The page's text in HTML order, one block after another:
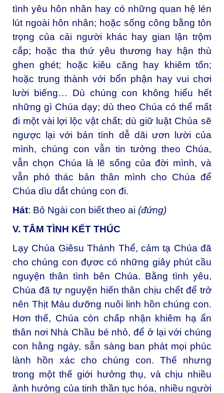
tình yêu hôn nhân hay có những quan hệ lén
lút ngoài hôn nhân; hoặc sống công bằng tôn
trọng của cải người khác hay gian lận trộm
cắp; hoặc tha thứ yêu thương hay hận thù
ghen ghét; hoặc kiêu căng hay khiêm tốn;
hoặc trung thành với bổn phận hay vui chơi
lười biếng… Dù chúng con không hiểu hết
những gì Chúa dạy; dù theo Chúa có thể mất
đi một vài lợi lộc vật chất; dù giữ luật Chúa sẽ
ngược lại với bản tính dễ dãi ươn lười của
mình, chúng con vẫn tin tưởng theo Chúa,
vẫn chọn Chúa là lẽ sống của đời mình, và
vẫn phó thác bản thân mình cho Chúa để
Chúa dìu dắt chúng con đi.
Hát: Bỏ Ngài con biết theo ai (đứng)
V. TÂM TÌNH KẾT THÚC
Lạy Chúa Giêsu Thánh Thể, cảm tạ Chúa đã
cho chúng con đựơc có những giây phút cầu
nguyện thân tình bên Chúa. Bằng tình yêu,
Chúa đã tự nguyện hiến thân chịu chết để trở
nên Thịt Máu dưỡng nuôi linh hồn chúng con.
Hơn thế, Chúa còn chấp nhận khiêm hạ ẩn
thân nơi Nhà Chầu bé nhỏ, để ở lại với chúng
con hằng ngày, sẵn sàng ban phát mọi phúc
lành hồn xác cho chúng con. Thế nhưng
trong một thế giới hưởng thụ, và chịu nhiều
ảnh hưởng của tinh thần tục hóa, nhiều người